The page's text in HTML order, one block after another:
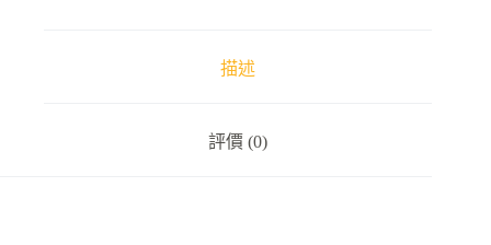
描述
評價 (0)